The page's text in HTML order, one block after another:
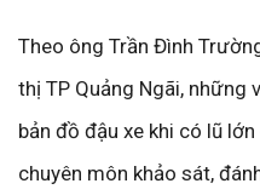
Theo ông Trần Đình
thị TP Quảng Ngãi,
bản đồ đậu xe khi có lũ
chuyên môn khảo sát,